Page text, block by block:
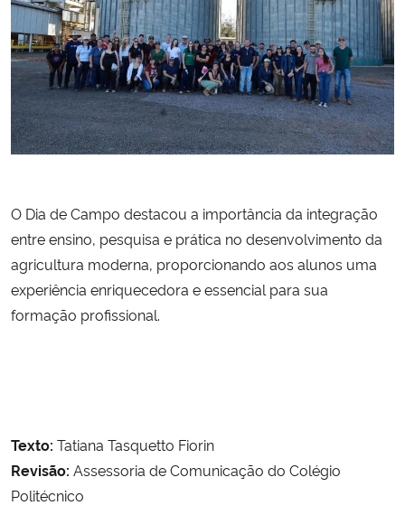
O Dia de Campo destacou a importância da integração
entre ensino, pesquisa e prática no desenvolvimento da
agricultura moderna, proporcionando aos alunos uma
experiência enriquecedora e essencial para sua
formação profissional.
Texto: Tatiana Tasquetto Fiorin
Revisão: Assessoria de Comunicação do Colégio
Politécnico